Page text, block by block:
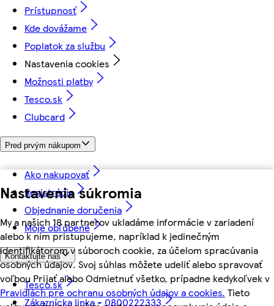
Nastavenia súkromia
My a našich 18 partnerov ukladáme informácie v zariadení
alebo k nim pristupujeme, napríklad k jedinečným
identifikátorom v súboroch cookie, za účelom spracúvania
osobných údajov. Svoj súhlas môžete udeliť alebo spravovať
voľbou Prijať alebo Odmietnuť všetko, prípadne kedykoľvek v
Pravidlách pre ochranu osobných údajov a cookies. Tieto
Prístupnosť
Kde dovážame
Poplatok za službu
Nastavenia cookies
Možnosti platby
Tesco.sk
Clubcard
Pred prvým nákupom
Ako nakupovať
Registrácia
Objednanie doručenia
Moje obľúbené
Kontaktujte nás
Tesco.sk
Zákaznícka linka - 0800222333